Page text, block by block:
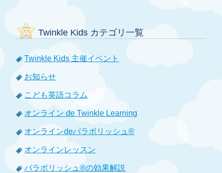
Twinkle Kids カテゴリ一覧
Twinkle Kids 主催イベント
お知らせ
こども英語コラム
オンライン de Twinkle Learning
オンラインdeバラボリッシュ®
オンラインレッスン
バラボリッシュ®の効果解説